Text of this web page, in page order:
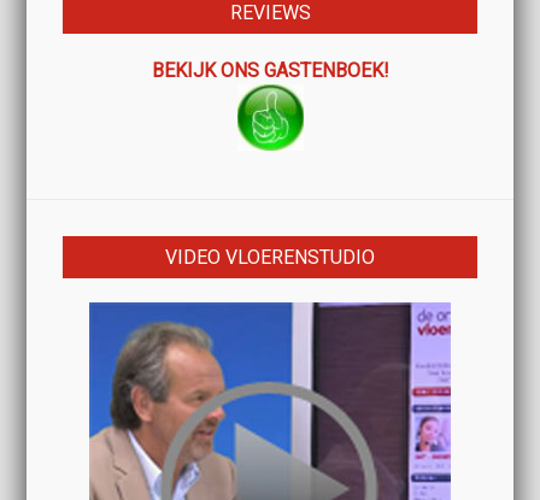
REVIEWS
BEKIJK ONS GASTENBOEK!
VIDEO VLOERENSTUDIO